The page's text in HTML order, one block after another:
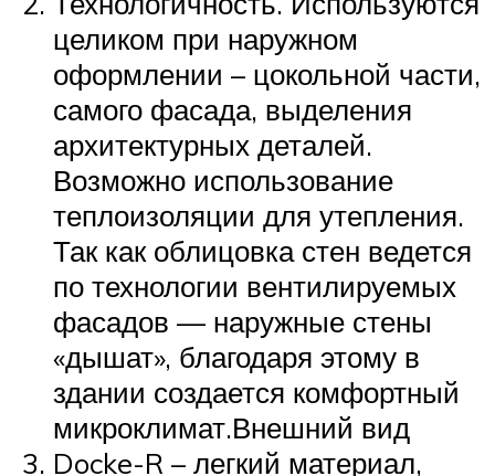
целиком при наружном
оформлении – цокольной части,
самого фасада, выделения
архитектурных деталей.
Возможно использование
теплоизоляции для утепления.
Так как облицовка стен ведется
по технологии вентилируемых
фасадов — наружные стены
«дышат», благодаря этому в
здании создается комфортный
микроклимат.Внешний вид
Docke-R – легкий материал,